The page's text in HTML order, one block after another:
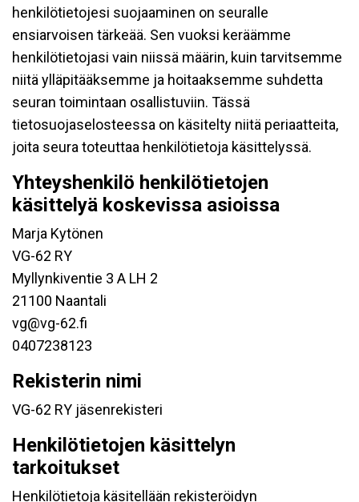
henkilötietojesi suojaaminen on seuralle
ensiarvoisen tärkeää. Sen vuoksi keräämme
henkilötietojasi vain niissä määrin, kuin tarvitsemme
niitä ylläpitääksemme ja hoitaaksemme suhdetta
seuran toimintaan osallistuviin. Tässä
tietosuojaselosteessa on käsitelty niitä periaatteita,
joita seura toteuttaa henkilötietoja käsittelyssä.
Yhteyshenkilö henkilötietojen
käsittelyä koskevissa asioissa
Marja Kytönen
VG-62 RY
Myllynkiventie 3 A LH 2
21100 Naantali
vg@vg-62.fi
0407238123
Rekisterin nimi
VG-62 RY jäsenrekisteri
Henkilötietojen käsittelyn
tarkoitukset
Henkilötietoja käsitellään rekisteröidyn